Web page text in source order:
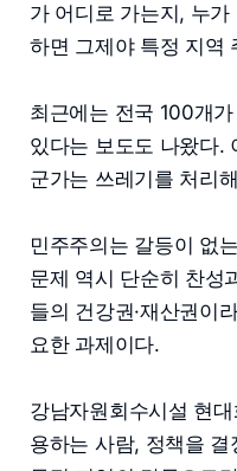
가 어디로 가는지, 누
하면 그제야 특정 지역
최근에는 전국 100개
있다는 보도도 나왔다.
군가는 쓰레기를 처리
민주주의는 갈등이 없
문제 역시 단순히 찬성
들의 건강권·재산권이
요한 과제이다.
강남자원회수시설 현
용하는 사람, 정책을